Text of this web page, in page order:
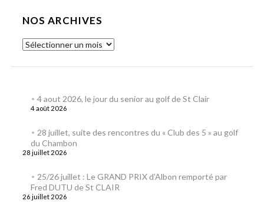
NOS ARCHIVES
4 aout 2026, le jour du senior au golf de St Clair
4 août 2026
28 juillet, suite des rencontres du « Club des 5 » au golf
du Chambon
28 juillet 2026
25/26 juillet : Le GRAND PRIX d’Albon remporté par
Fred DUTU de St CLAIR
26 juillet 2026